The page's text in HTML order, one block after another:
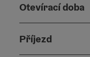
Otevírací doba
Příjezd